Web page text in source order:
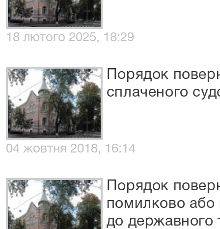
18 лютого 2025, 18:29
Порядок
сплаченого
04 жовтня 2018, 16:14
Порядок
помилково або
до державного